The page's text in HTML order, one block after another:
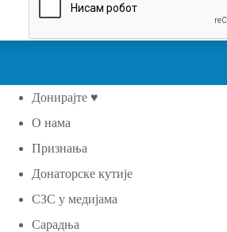
Донирајте ♥
О нама
Признања
Донаторске кутије
СЗС у медијама
Сарадња